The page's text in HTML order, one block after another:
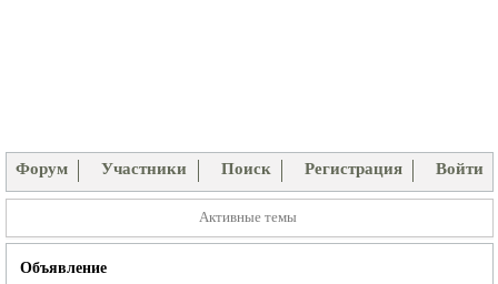
Форум Участники Поиск Регистрация Войти
Активные темы
Объявление